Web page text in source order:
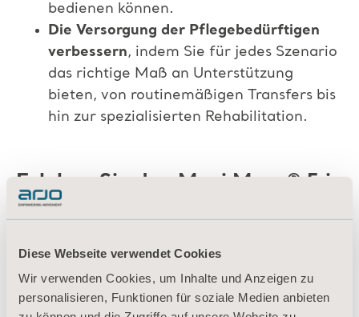
Diese Webseite verwendet Cookies
Wir verwenden Cookies, um Inhalte und Anzeigen zu
personalisieren, Funktionen für soziale Medien anbieten
bedienen können.​
Die Versorgung der Pflegebedürftigen
verbessern, indem Sie für jedes Szenario
das richtige Maß an Unterstützung
bieten, von routinemäßigen Transfers bis
hin zur spezialisierten Rehabilitation.
Erleben Sie den Maxi Move ® 5 in
Aktion
Kein Mensch gleicht dem anderen, und jede
Gesundheitseinrichtung muss ganz
individuellen Anforderungen gerecht werden.